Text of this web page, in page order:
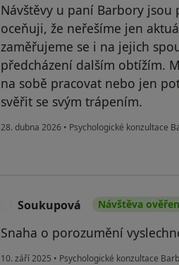
Návštěvy u paní Barbory
oceňuji, že neřešíme jen
zaměřujeme se i na jejich
předcházení dalším obtížím.
na sobě pracovat nebo jen
svěřit se svým trápením.
28. dubna 2026 • Psychologické konzultace
Soukupová Návštěva
Snaha o porozumění
10. září 2025 • Psychologické konzultace